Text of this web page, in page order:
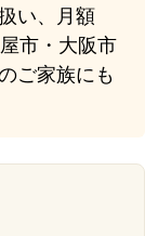
い、月額
市・大阪市
ご家族にも